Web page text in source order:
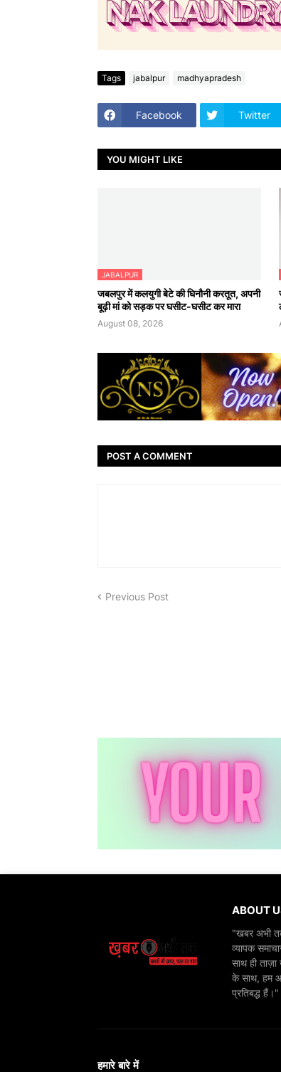
Tags jabalpur madhyapradesh
Facebook Twitter
YOU MIGHT LIKE
JABALPUR
जबलपुर में कलयुगी बेटे की घिनौनी करतूत, अपनी
बूढ़ी मां को सड़क पर घसीट-घसीट कर मारा
August 08, 2026
POST A COMMENT
Previous Post
ABOUT
"खबर अभी
व्यापक
साथ ही ताज़ा
के साथ, हम
प्रतिबद्ध हैं।"
हमारे बारे में